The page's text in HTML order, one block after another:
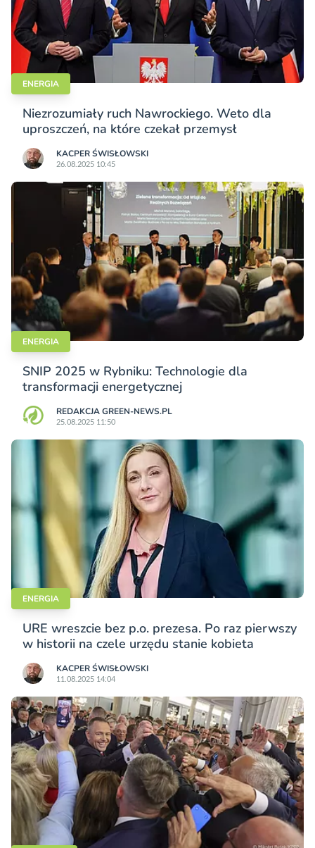
ENERGIA
Niezrozumiały ruch Nawrockiego. Weto dla
uproszczeń, na które czekał przemysł
KACPER ŚWISŁO­WSKI
26.08.2025 10:45
ENERGIA
SNIP 2025 w Rybniku: Technologie dla
transformacji energetycznej
REDAKCJA GREEN-NEWS.PL
25.08.2025 11:50
ENERGIA
URE wreszcie bez p.o. prezesa. Po raz pierwszy
w historii na czele urzędu stanie kobieta
KACPER ŚWISŁO­WSKI
11.08.2025 14:04